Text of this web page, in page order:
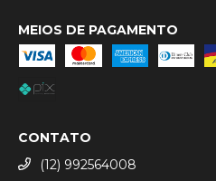
MEIOS DE PAGAMENTO
CONTATO
(12) 992564008